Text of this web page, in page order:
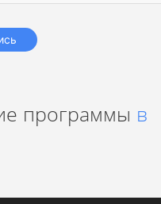
программы в